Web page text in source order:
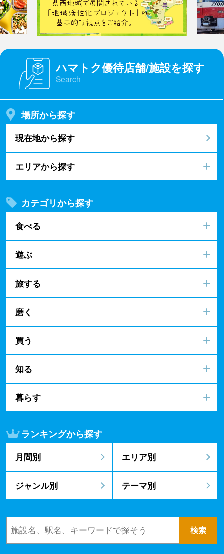
ハマトク優待店舗/施設を探す
Search
場所から探す
現在地から探す
エリアから探す
カテゴリから探す
食べる
遊ぶ
旅する
磨く
買う
知る
暮らす
ランキングから探す
月間別 エリア別
ジャンル別 テーマ別